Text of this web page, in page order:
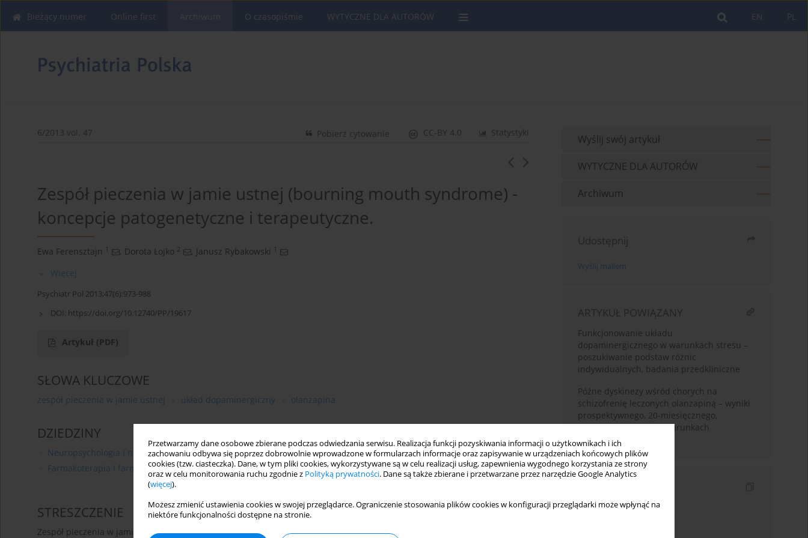
Przetwarzamy dane osobowe zbierane podczas odwiedzania serwisu. Realizacja funkcji pozyskiwania informacji o użytkownikach i ich
zachowaniu odbywa się poprzez dobrowolnie wprowadzone w formularzach informacje oraz zapisywanie w urządzeniach końcowych plików
cookies (tzw. ciasteczka). Dane, w tym pliki cookies, wykorzystywane są w celu realizacji usług, zapewnienia wygodnego korzystania ze strony
oraz w celu monitorowania ruchu zgodnie z Polityką prywatności. Dane są także zbierane i przetwarzane przez narzędzie Google Analytics
(więcej).
Możesz zmienić ustawienia cookies w swojej przeglądarce. Ograniczenie stosowania plików cookies w konfiguracji przeglądarki może wpłynąć na
niektóre funkcjonalności dostępne na stronie.
PL
EN
Bieżący numer Online first O czasopiśmie WYTYCZNE DLA AUTORÓW
6/2013 vol. 47 Statystyki
CC-BY 4.0
Pobierz cytowanie
Zespół pieczenia w jamie ustnej (bourning mouth syndrome) -
koncepcje patogenetyczne i terapeutyczne.
Ewa Ferensztajn 1 , Dorota Łojko 2 , Janusz Rybakowski 1
Więcej
Psychiatr Pol 2013;47(6):973-988
DOI: https://doi.org/10.12740/PP/19617
Artykuł (PDF)
SŁOWA KLUCZOWE
zespół pieczenia w jamie ustnej układ dopaminergiczny olanzapina
DZIEDZINY
Neuropsychologia i neuropsychiatria
Farmakoterapia i farmakologia
STRESZCZENIE
Zespół pieczenia w jamie ustnej (BMS – bourning mouth syndrome) jest to przewlekły zespół bólowy charakteryzujący się
Wyślij swój artykuł
WYTYCZNE DLA AUTORÓW
Archiwum
Udostępnij
Wyślij mailem
ARTYKUŁ POWIĄZANY
Funkcjonowanie układu
dopaminergicznego w warunkach stresu –
poszukiwanie podstaw różnic
indywidualnych, badania przedkliniczne
Późne dyskinezy wśród chorych na
schizofrenię leczonych olanzapiną – wyniki
prospektywnego, 20-miesięcznego,
otwartego badania w warunkach
naturalistycznych
Indeks słów kluczowych